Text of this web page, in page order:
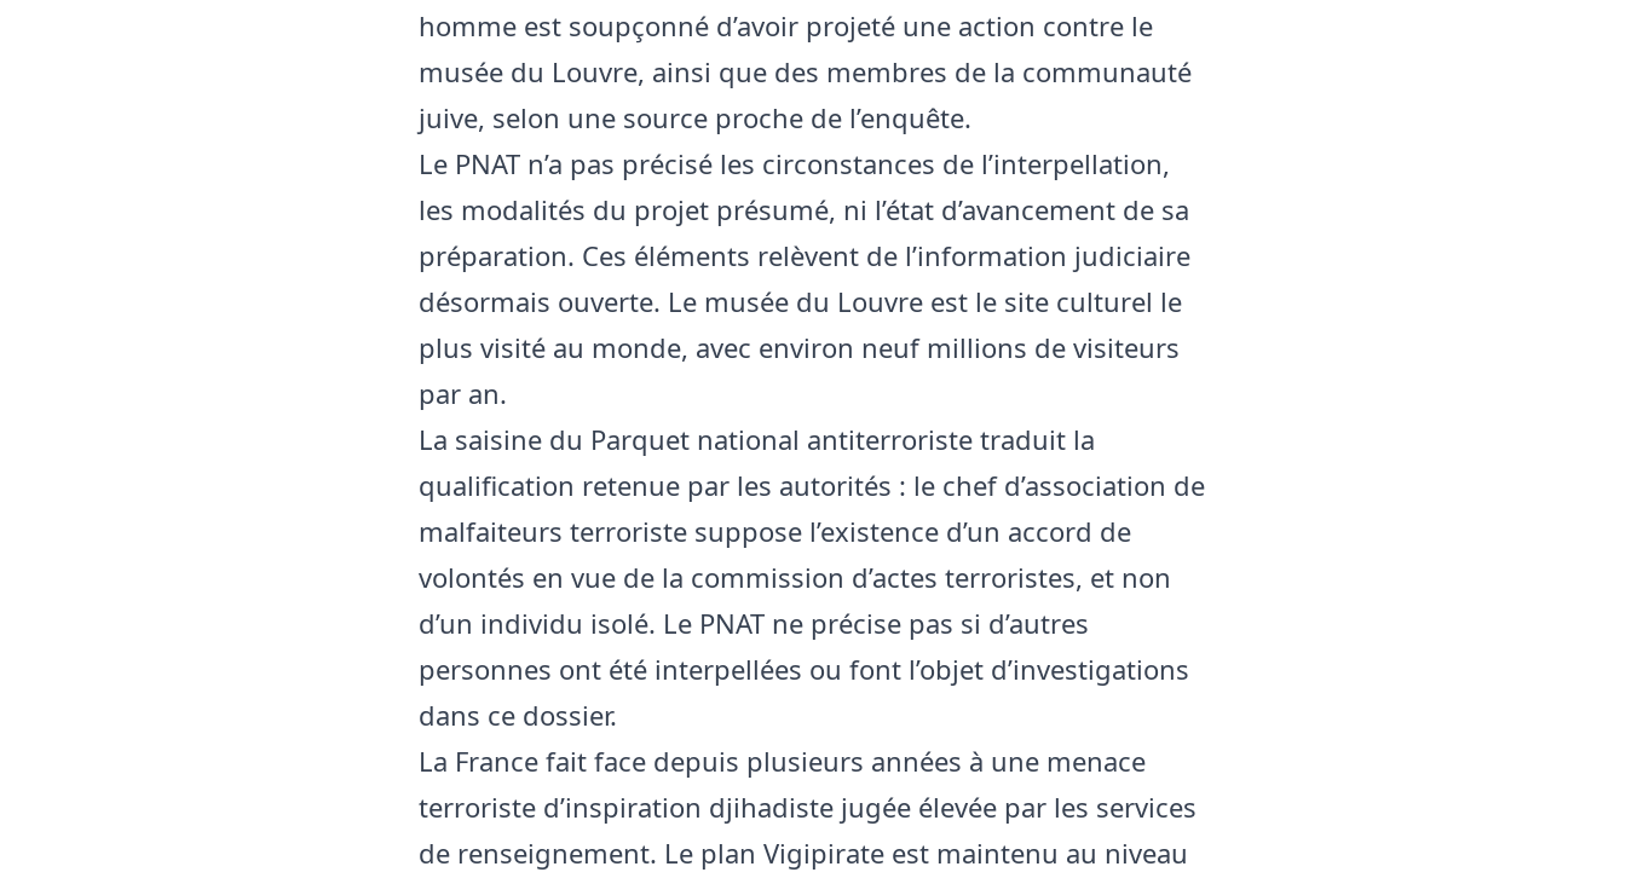
homme est soupçonné d’avoir projeté une action contre le
musée du Louvre, ainsi que des membres de la communauté
juive, selon une source proche de l’enquête.
Le PNAT n’a pas précisé les circonstances de l’interpellation,
les modalités du projet présumé, ni l’état d’avancement de sa
préparation. Ces éléments relèvent de l’information judiciaire
désormais ouverte. Le musée du Louvre est le site culturel le
plus visité au monde, avec environ neuf millions de visiteurs
par an.
La saisine du Parquet national antiterroriste traduit la
qualification retenue par les autorités : le chef d’association de
malfaiteurs terroriste suppose l’existence d’un accord de
volontés en vue de la commission d’actes terroristes, et non
d’un individu isolé. Le PNAT ne précise pas si d’autres
personnes ont été interpellées ou font l’objet d’investigations
dans ce dossier.
La France fait face depuis plusieurs années à une menace
terroriste d’inspiration djihadiste jugée élevée par les services
de renseignement. Le plan Vigipirate est maintenu au niveau